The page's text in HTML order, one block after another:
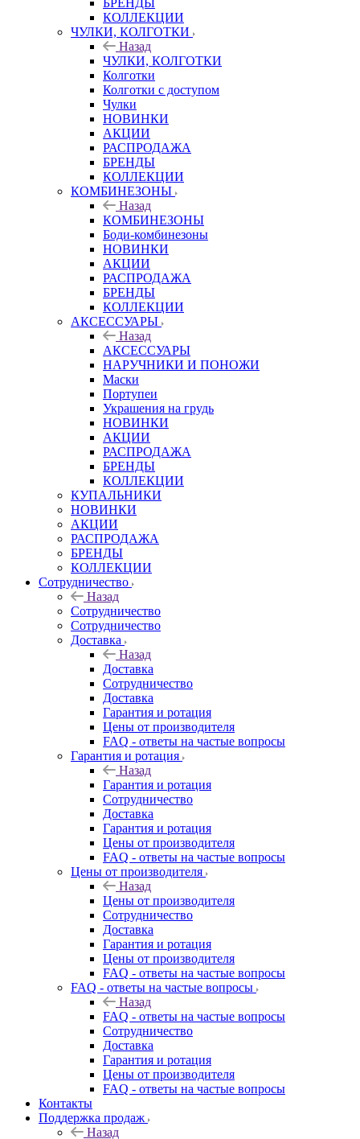
БРЕНДЫ
КОЛЛЕКЦИИ
ЧУЛКИ, КОЛГОТКИ
Назад
ЧУЛКИ, КОЛГОТКИ
Колготки
Колготки с доступом
Чулки
НОВИНКИ
АКЦИИ
РАСПРОДАЖА
БРЕНДЫ
КОЛЛЕКЦИИ
КОМБИНЕЗОНЫ
Назад
КОМБИНЕЗОНЫ
Боди-комбинезоны
НОВИНКИ
АКЦИИ
РАСПРОДАЖА
БРЕНДЫ
КОЛЛЕКЦИИ
АКСЕССУАРЫ
Назад
АКСЕССУАРЫ
НАРУЧНИКИ И ПОНОЖИ
Маски
Портупеи
Украшения на грудь
НОВИНКИ
АКЦИИ
РАСПРОДАЖА
БРЕНДЫ
КОЛЛЕКЦИИ
КУПАЛЬНИКИ
НОВИНКИ
АКЦИИ
РАСПРОДАЖА
БРЕНДЫ
КОЛЛЕКЦИИ
Сотрудничество
Назад
Сотрудничество
Сотрудничество
Доставка
Назад
Доставка
Сотрудничество
Доставка
Гарантия и ротация
Цены от производителя
FAQ - ответы на частые вопросы
Гарантия и ротация
Назад
Гарантия и ротация
Сотрудничество
Доставка
Гарантия и ротация
Цены от производителя
FAQ - ответы на частые вопросы
Цены от производителя
Назад
Цены от производителя
Сотрудничество
Доставка
Гарантия и ротация
Цены от производителя
FAQ - ответы на частые вопросы
FAQ - ответы на частые вопросы
Назад
FAQ - ответы на частые вопросы
Сотрудничество
Доставка
Гарантия и ротация
Цены от производителя
FAQ - ответы на частые вопросы
Контакты
Поддержка продаж
Назад